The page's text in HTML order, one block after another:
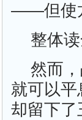
——但使
整体读
然而
就可以
却留下